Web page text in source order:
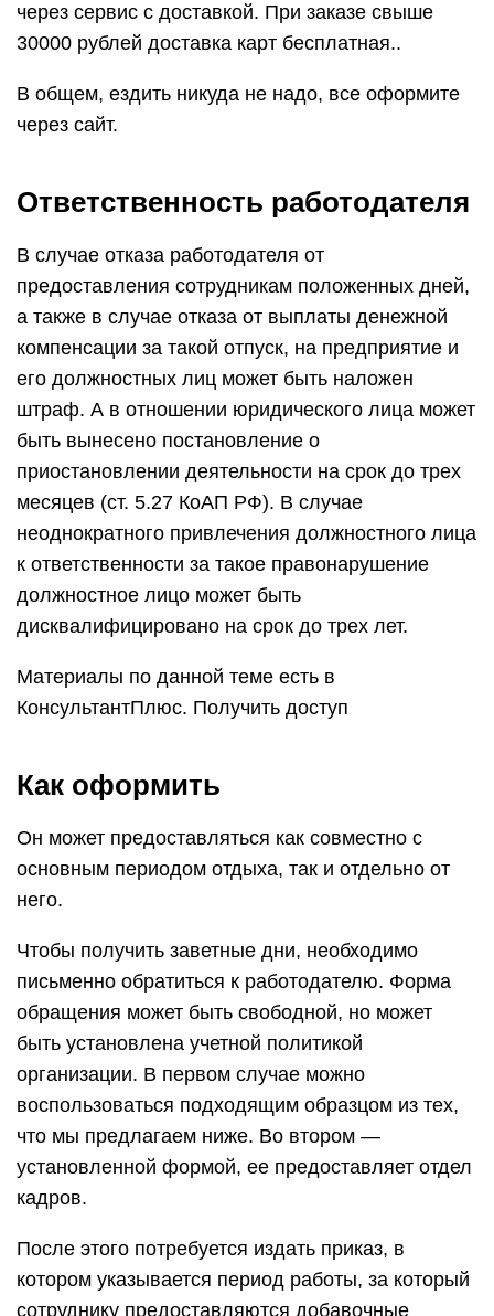
через сервис с доставкой. При заказе свыше
30000 рублей доставка карт бесплатная..
В общем, ездить никуда не надо, все оформите
через сайт.
Ответственность работодателя
В случае отказа работодателя от
предоставления сотрудникам положенных дней,
а также в случае отказа от выплаты денежной
компенсации за такой отпуск, на предприятие и
его должностных лиц может быть наложен
штраф. А в отношении юридического лица может
быть вынесено постановление о
приостановлении деятельности на срок до трех
месяцев (ст. 5.27 КоАП РФ). В случае
неоднократного привлечения должностного лица
к ответственности за такое правонарушение
должностное лицо может быть
дисквалифицировано на срок до трех лет.
Материалы по данной теме есть в
КонсультантПлюс. Получить доступ
Как оформить
Он может предоставляться как совместно с
основным периодом отдыха, так и отдельно от
него.
Чтобы получить заветные дни, необходимо
письменно обратиться к работодателю. Форма
обращения может быть свободной, но может
быть установлена учетной политикой
организации. В первом случае можно
воспользоваться подходящим образцом из тех,
что мы предлагаем ниже. Во втором —
установленной формой, ее предоставляет отдел
кадров.
После этого потребуется издать приказ, в
котором указывается период работы, за который
сотруднику предоставляются добавочные